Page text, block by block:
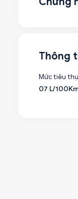
Thông
Mức tiêu
07 L/